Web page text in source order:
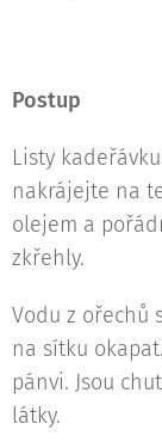
Postup
Listy
nakrájejte na
olejem a
zkřehly.
Vodu z ořechů
na sítku
pánvi. Jsou
látky.